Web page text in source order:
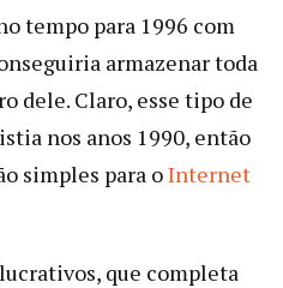
tempo para 1996 com
armazenar toda
dele. Claro, esse tipo de
nos anos 1990, então
simples para oInternet
que completa